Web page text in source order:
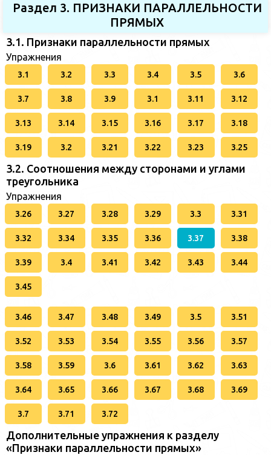
Раздел 3. ПРИЗНАКИ ПАРАЛЛЕЛЬНОСТИ
ПРЯМЫХ
3.1. Признаки параллельности прямых
Упражнения
3.1 3.2 3.3 3.4 3.5 3.6
3.7 3.8 3.9 3.1 3.11 3.12
3.13 3.14 3.15 3.16 3.17 3.18
3.19 3.2 3.21 3.22 3.23 3.25
3.2. Соотношения между сторонами и углами
треугольника
Упражнения
3.26 3.27 3.28 3.29 3.3 3.31
3.32 3.34 3.35 3.36 3.37 3.38
3.39 3.4 3.41 3.42 3.43 3.44
3.45
3.46 3.47 3.48 3.49 3.5 3.51
3.52 3.53 3.54 3.55 3.56 3.57
3.58 3.59 3.6 3.61 3.62 3.63
3.64 3.65 3.66 3.67 3.68 3.69
3.7 3.71 3.72
Дополнительные упражнения к разделу
«Признаки параллельности прямых»